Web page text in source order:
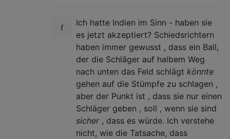
Ich hatte Indien im Sinn - haben sie
es jetzt akzeptiert? Schiedsrichtern
haben immer gewusst , dass ein Ball,
der die Schläger auf halbem Weg
nach unten das Feld schlägt könnte
gehen auf die Stümpfe zu schlagen ,
aber der Punkt ist , dass sie nur einen
Schläger geben , soll , wenn sie sind
sicher , dass es würde. Ich verstehe
nicht, wie die Tatsache, dass